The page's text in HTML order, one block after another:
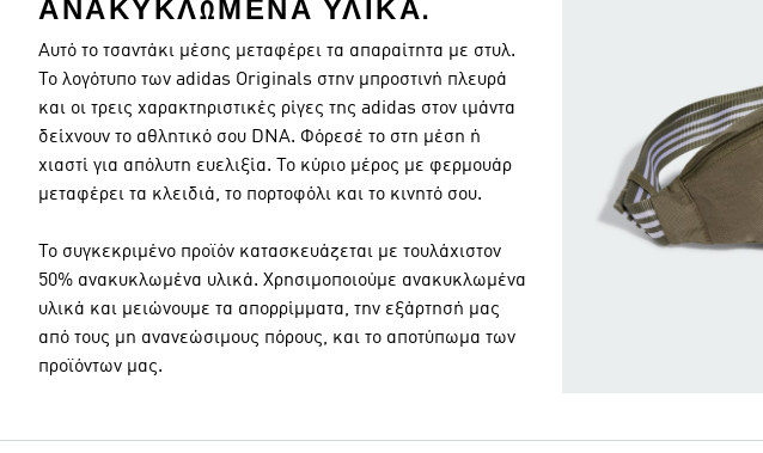
ΑΝΑΚΥΚΛΩΜΈΝΑ ΥΛΙΚΆ.
Αυτό το τσαντάκι μέσης μεταφέρει τα απαραίτητα με στυλ.
Το λογότυπο των adidas Originals στην μπροστινή πλευρά
και οι τρεις χαρακτηριστικές ρίγες της adidas στον ιμάντα
δείχνουν το αθλητικό σου DNA. Φόρεσέ το στη μέση ή
χιαστί για απόλυτη ευελιξία. Το κύριο μέρος με φερμουάρ
μεταφέρει τα κλειδιά, το πορτοφόλι και το κινητό σου.
Το συγκεκριμένο προϊόν κατασκευάζεται με τουλάχιστον
50% ανακυκλωμένα υλικά. Χρησιμοποιούμε ανακυκλωμένα
υλικά και μειώνουμε τα απορρίμματα, την εξάρτησή μας
από τους μη ανανεώσιμους πόρους, και το αποτύπωμα των
προϊόντων μας.